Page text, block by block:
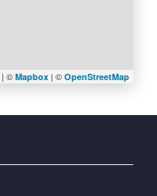
| © Mapbox | © OpenStreetMap